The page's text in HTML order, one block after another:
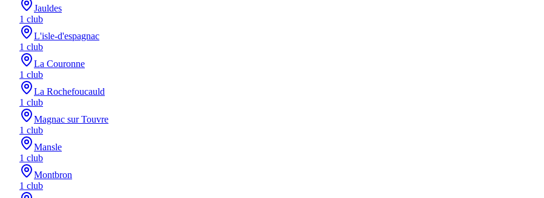
Jauldes
1 club
L'isle-d'espagnac
1 club
La Couronne
1 club
La Rochefoucauld
1 club
Magnac sur Touvre
1 club
Mansle
1 club
Montbron
1 club